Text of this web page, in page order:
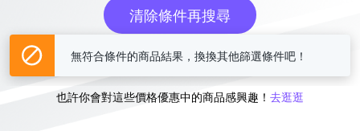
清除條件再搜尋
或
也許你會對這些價格優惠中的商品感興趣！ 去逛逛
無符合條件的商品結果，換換其他篩選條件吧！